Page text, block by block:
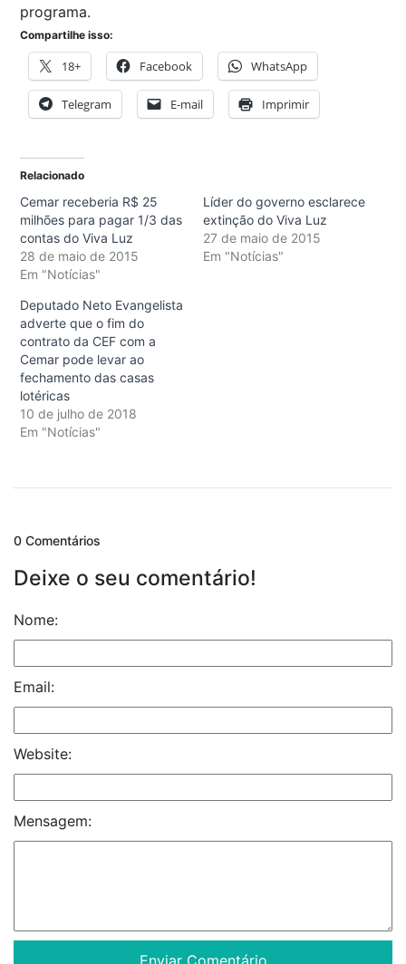
programa.
Compartilhe isso:
18+ Facebook WhatsApp
Telegram E-mail Imprimir
Relacionado
Cemar receberia R$ 25
milhões para pagar 1/3 das
contas do Viva Luz
28 de maio de 2015
Em "Notícias"
Líder do governo esclarece
extinção do Viva Luz
27 de maio de 2015
Em "Notícias"
Deputado Neto Evangelista
adverte que o fim do
contrato da CEF com a
Cemar pode levar ao
fechamento das casas
lotéricas
10 de julho de 2018
Em "Notícias"
0 Comentários
Deixe o seu comentário!
Nome:
Email:
Website:
Mensagem: